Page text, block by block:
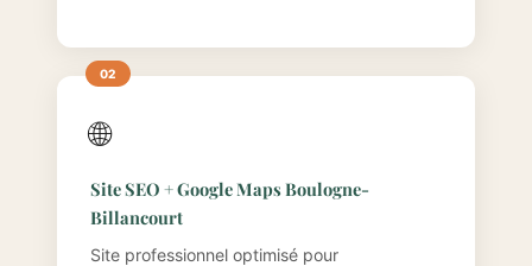
🌐
Site SEO + Google Maps Boulogne-
Billancourt
Site professionnel optimisé pour